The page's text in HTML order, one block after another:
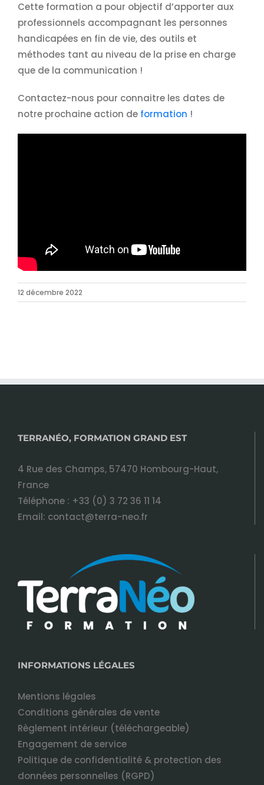
Cette formation a pour objectif d’apporter aux
professionnels accompagnant les personnes
handicapées en fin de vie, des outils et
méthodes tant au niveau de la prise en charge
que de la communication !
Contactez-nous pour connaitre les dates de
notre prochaine action de formation !
12 décembre 2022
TERRANÉO, FORMATION GRAND EST
4 Rue des Champs, 57470 Hombourg-Haut,
France
Téléphone : +33 (0) 3 72 36 11 14
Email: contact@terra-neo.fr
INFORMATIONS LÉGALES
Mentions légales
Conditions générales de vente
Règlement intérieur (téléchargeable)
Engagement de service
Politique de confidentialité & protection des
données personnelles (RGPD)